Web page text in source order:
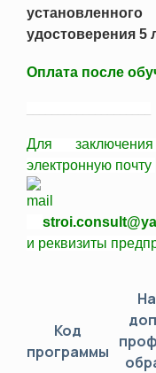
удостоверения 5
Оплата после
Для
электронную почту
и реквизиты
Код
программы